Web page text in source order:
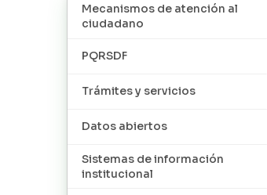
Mecanismos de atención al
ciudadano
PQRSDF
Trámites y servicios
Datos abiertos
Sistemas de información
institucional